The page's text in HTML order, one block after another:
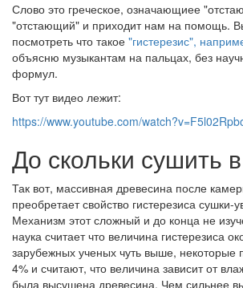
Слово это греческое, означающиее
"отстающий" и приходит нам на помощь.
посмотреть что такое "гистерезис",
объясню музыкантам на пальцах, без
формул.
Вот тут видео лежит:
https://www.youtube.com/
До скольки сушить
Так вот, массивная древесина после
преобретает свойство гистерезиса сушки-
Механизм этот сложный и до конца не
наука считает что величина гистерезиса
зарубежных ученых чуть выше, некоторые
4% и считают, что величина зависит от
была высушена древесина. Чем сильнее